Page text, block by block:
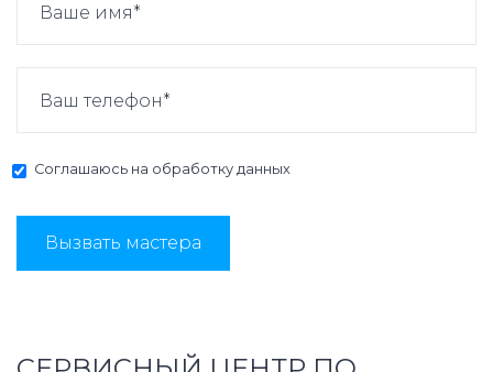
Соглашаюсь на обработку данных
Вызвать мастера